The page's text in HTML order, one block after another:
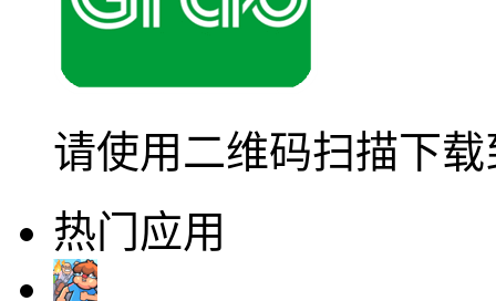
请使用二维码扫描下
热门应用